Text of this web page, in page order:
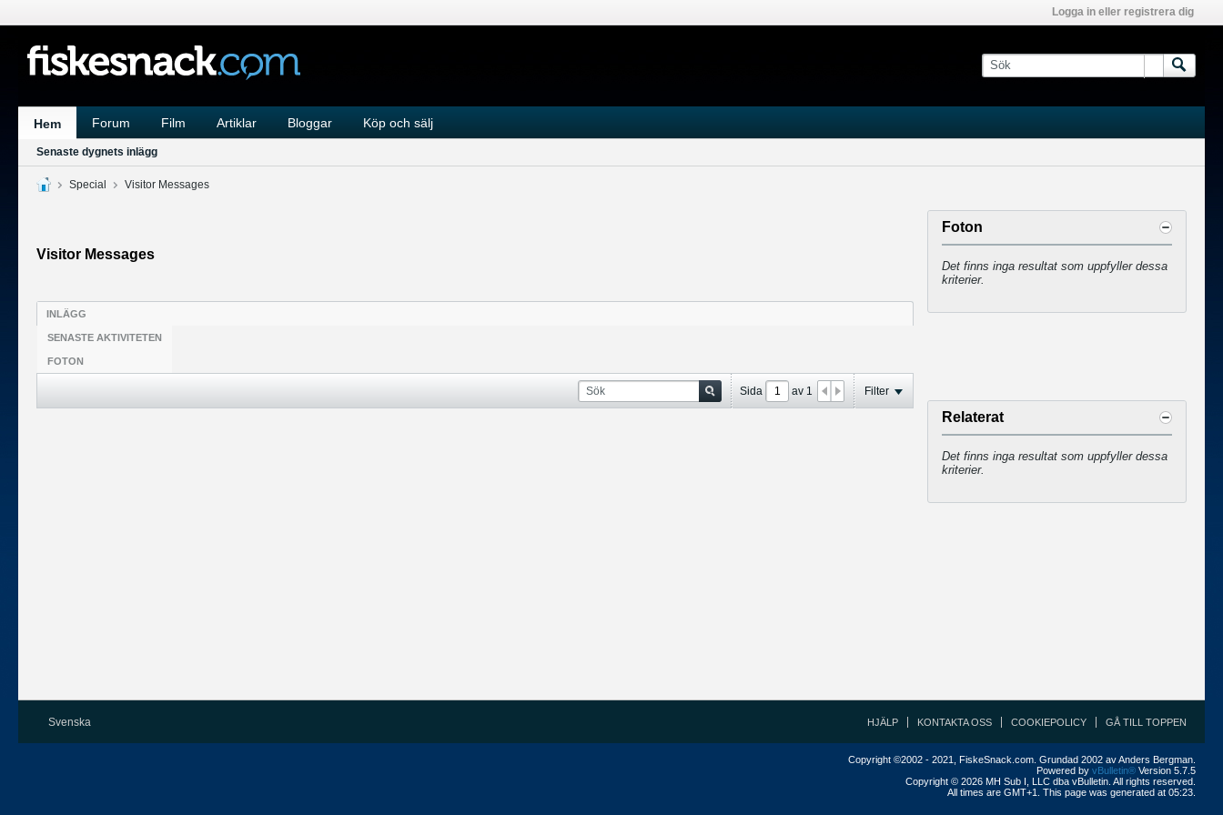
Logga in eller registrera dig
Hem Forum Film Artiklar Bloggar Köp och sälj
Senaste dygnets inlägg
Special Visitor Messages
Visitor Messages
INLÄGG
SENASTE AKTIVITETEN
FOTON
Sida av 1 Filter
Foton
Det finns inga resultat som uppfyller dessa
kriterier.
Relaterat
Det finns inga resultat som uppfyller dessa
kriterier.
Svenska HJÄLP KONTAKTA OSS COOKIEPOLICY GÅ TILL TOPPEN
Copyright ©2002 - 2021, FiskeSnack.com. Grundad 2002 av Anders Bergman.
Powered by vBulletin® Version 5.7.5
Copyright © 2026 MH Sub I, LLC dba vBulletin. All rights reserved.
All times are GMT+1. This page was generated at 05:23.